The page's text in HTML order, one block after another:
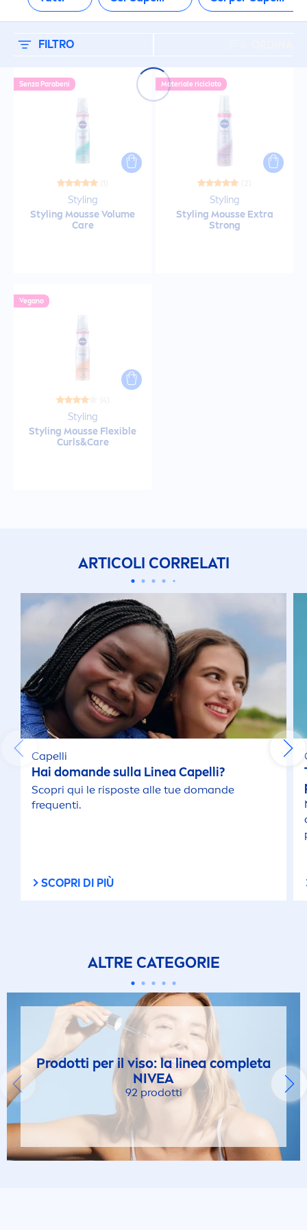
FILTRO
Senza Parabeni
Styling
Styling Mousse Volume
Care
Materiale riciclato
Styling
Styling Mousse Extra
Strong
Vegano
Styling
Styling Mousse Flexible
Curls&Care
ARTICOLI CORRELATI
Capelli
Hai domande sulla Linea Capelli?
Scopri qui le risposte alle tue domande
frequenti.
SCOPRI DI PIÙ
ALTRE CATEGORIE
Prodotti per il viso: la linea completa
NIVEA
92 prodotti